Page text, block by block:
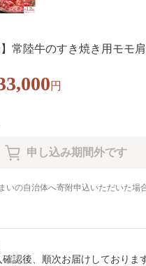
】常陸牛のすき焼き用モモ肩
円
いの自治体へ寄附申込いただいた場
確認後、順次お届けしておりま